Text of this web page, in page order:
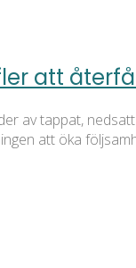
att
av tappat,
att öka